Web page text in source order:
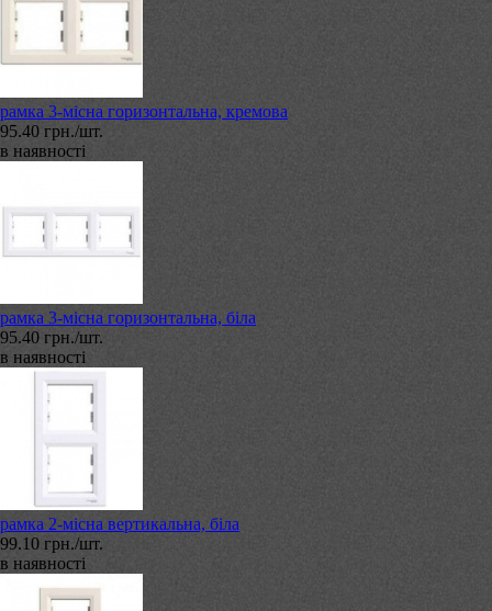
рамка 3-місна горизонтальна, кремова
95.40 грн./шт.
в наявності
рамка 3-місна горизонтальна, біла
95.40 грн./шт.
в наявності
рамка 2-місна вертикальна, біла
99.10 грн./шт.
в наявності